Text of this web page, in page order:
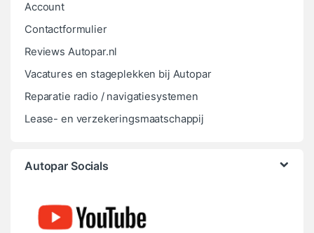
Account
Contactformulier
Reviews Autopar.nl
Vacatures en stageplekken bij Autopar
Reparatie radio / navigatiesystemen
Lease- en verzekeringsmaatschappij
Autopar Socials